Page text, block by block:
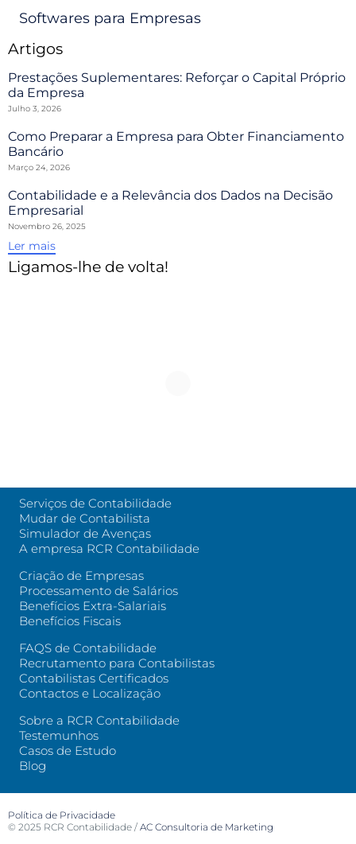
Softwares para Empresas
Artigos
Prestações Suplementares: Reforçar o Capital Próprio
da Empresa
Julho 3, 2026
Como Preparar a Empresa para Obter Financiamento
Bancário
Março 24, 2026
Contabilidade e a Relevância dos Dados na Decisão
Empresarial
Novembro 26, 2025
Ler mais
Ligamos-lhe de volta!
Serviços de Contabilidade
Mudar de Contabilista
Simulador de Avenças
A empresa RCR Contabilidade
Criação de Empresas
Processamento de Salários
Benefícios Extra-Salariais
Benefícios Fiscais
FAQS de Contabilidade
Recrutamento para Contabilistas
Contabilistas Certificados
Contactos e Localização
Sobre a RCR Contabilidade
Testemunhos
Casos de Estudo
Blog
Política de Privacidade
© 2025 RCR Contabilidade / AC Consultoria de Marketing